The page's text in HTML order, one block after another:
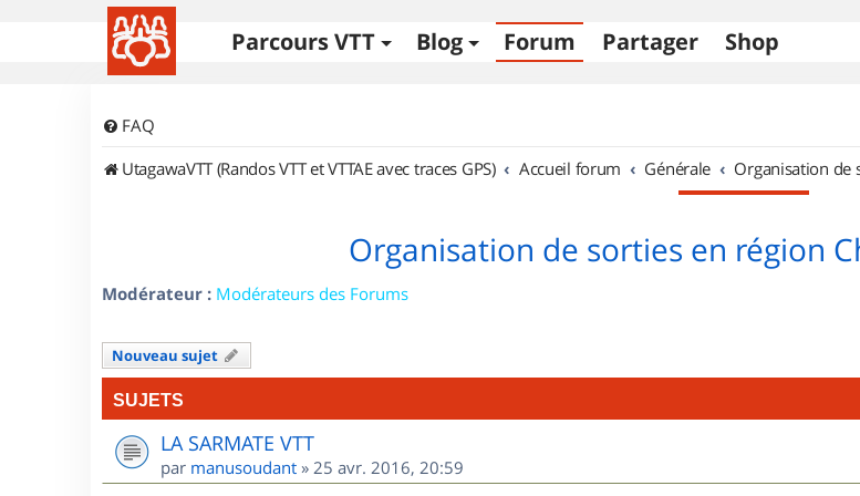
Parcours VTT Blog Forum Partager Shop
FAQ
UtagawaVTT (Randos VTT et VTTAE avec traces GPS)
Accueil forum Générale Organisation de
Organisation de sorties en région
Modérateur : Modérateurs des Forums
Nouveau sujet
SUJETS
LA SARMATE VTT
par manusoudant » 25 avr. 2016, 20:59